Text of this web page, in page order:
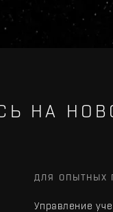
НА
ДЛЯ ОПЫТНЫХ
Управление